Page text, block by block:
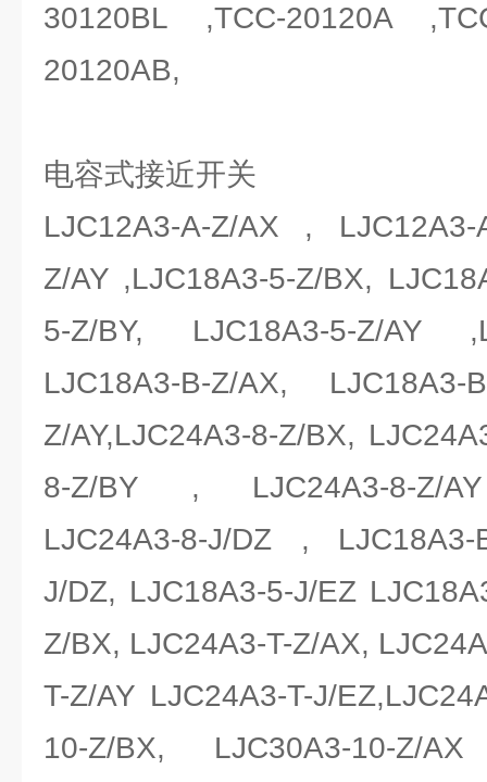
30120BL ,TCC-20120A
20120AB,
电容式接近开关
LJC12A3-A-Z/AX , LJC12A3-
Z/AY ,LJC18A3-5-Z/BX,
5-Z/BY, LJC18A3-5-Z/AY
LJC18A3-B-Z/AX, LJC18A3-
Z/AY,LJC24A3-8-Z/BX,
8-Z/BY , LJC24A3-8-Z/
LJC24A3-8-J/DZ , LJC18A3-
J/DZ, LJC18A3-5-J/EZ
Z/BX, LJC24A3-T-Z/AX,
T-Z/AY LJC24A3-T-J/
10-Z/BX, LJC30A3-10-Z/AX